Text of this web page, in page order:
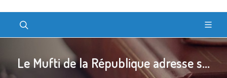
Le Mufti de la République adresse s...